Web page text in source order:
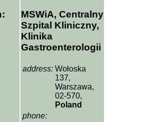
MSWiA, Centralny
Szpital Kliniczny,
Klinika
Gastroenterologii
address: Wołoska
137,
Warszawa,
02-570,
Poland
phone: